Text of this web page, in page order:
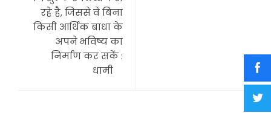
रहे है, जिससे वे बिना
किसी आर्थिक बाधा के
अपने भविष्य का
निर्माण कर सकें :
धामी